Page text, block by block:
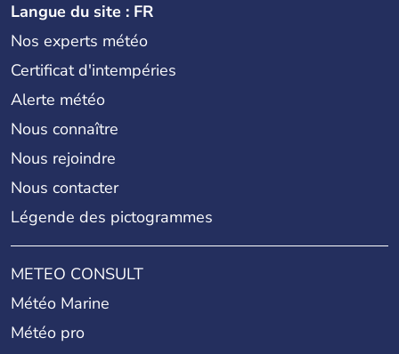
Langue du site : FR
Nos experts météo
Certificat d'intempéries
Alerte météo
Nous connaître
Nous rejoindre
Nous contacter
Légende des pictogrammes
METEO CONSULT
Météo Marine
Météo pro